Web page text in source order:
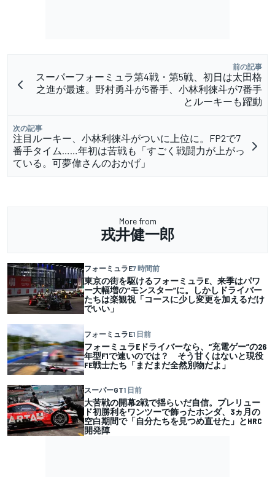
前の記事
スーパーフォーミュラ第4戦・第5戦、初日は太田格
之進が最速。野村勇斗が5番手、小林利徠斗が7番手
とルーキーも躍動
次の記事
注目ルーキー、小林利徠斗がついに上位に。FP2で7
番手タイム……年初は苦戦も「すごく戦闘力が上がっ
ている。可夢偉さんのおかげ」
More from
戎井健一郎
フォーミュラE7 時間前
東京の街を駆けるフォーミュラE、来季はパワ
ー大幅増の“モンスター”に。しかしドライバー
たちは楽観視「コースに少し変更を加えるだけ
でいい」
フォーミュラE1 日前
フォーミュラEドライバーなら、“充電ゲー”の26
年型F1で速いのでは？ そう甘くはないと現役
FE戦士たち「まだまだ全然別物だよ」
スーパーGT1 日前
大苦戦の開幕2戦で揺らいだ自信。プレリュー
ド初勝利をワンツーで飾ったホンダ、3ヵ月の
空白期間で「自分たちを見つめ直せた」とHRC
開発陣